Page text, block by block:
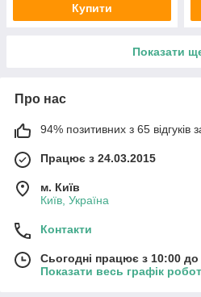
Купити
Показати
Про нас
94% позитивних з 65 відгуків
Працює з 24.03.2015
м. Київ
Київ, Україна
Контакти
Сьогодні працює з 10:00 до
Показати весь графік